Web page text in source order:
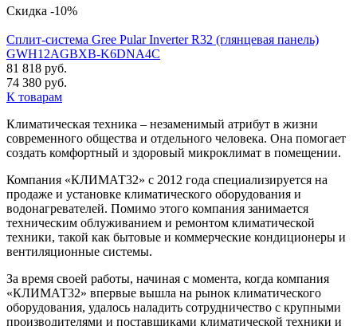
Скидка -10%
Сплит-система Gree Pular Inverter R32 (глянцевая панель)
GWH12AGBXB-K6DNA4C
81 818 руб.
74 380 руб.
К товарам
Климатическая техника – незаменимый атрибут в жизни
современного общества и отдельного человека. Она помогает
создать комфортный и здоровый микроклимат в помещении.
Компания «КЛИМАТ32» с 2012 года специализируется на
продаже и установке климатического оборудования и
водонагревателей. Помимо этого компания занимается
техническим облуживанием и ремонтом климатической
техники, такой как бытовые и коммерческие кондиционеры и
вентиляционные системы.
За время своей работы, начиная с момента, когда компания
«КЛИМАТ32» впервые вышла на рынок климатического
оборудования, удалось наладить сотрудничество с крупными
производителями и поставщиками климатической техники и